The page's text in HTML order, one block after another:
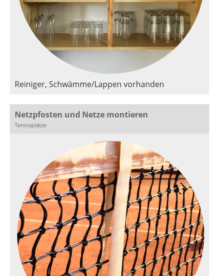
Reiniger, Schwämme/Lappen vorhanden
Netzpfosten und Netze montieren
Tennisplätze